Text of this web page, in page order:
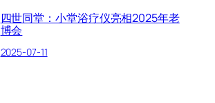
四世同堂：小堂浴疗仪亮相2025年老
博会
2025-07-11